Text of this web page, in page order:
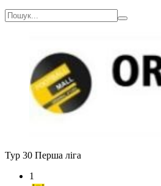
Тур 30 Перша ліга
1